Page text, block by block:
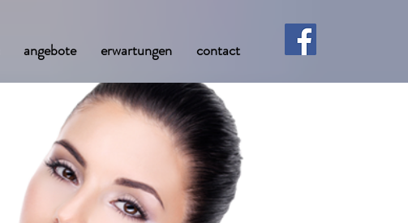
angebote erwartungen contact